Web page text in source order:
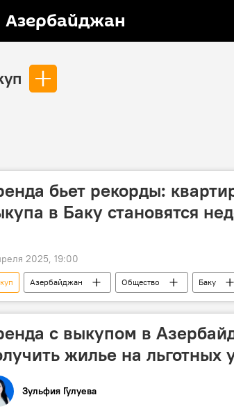
Азербайджан
бьет рекорды:
в Баку становятся
2025, 19:00
Азербайджан Общество Баку
ипотечный и кредитно-гарантийный фонд
с выкупом в
жилье на льготных
Зульфия Гулуева